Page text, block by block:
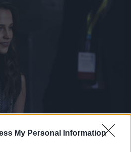
My Personal Information
ízben felmerült már a